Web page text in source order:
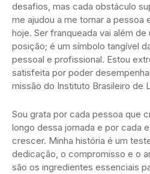
desafios, mas cada obstáculo
me ajudou a me tornar a pessoa
hoje. Ser franqueada vai além
posição; é um símbolo tangível
pessoal e profissional. Estou
satisfeita por poder
missão do Instituto Brasileiro de
Sou grata por cada pessoa que
longo dessa jornada e por cada
crescer. Minha história é um
dedicação, o compromisso e o
são os ingredientes essenciais